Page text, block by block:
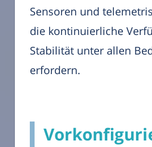
Sensoren und
die kontinuierliche
Stabilität unter allen
erfordern.